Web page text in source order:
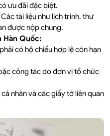
ưu đãi đặc biệt.
Các tài liệu như lịch trình, thư
được nộp chung.
Hàn Quốc:
có hộ chiếu hợp lệ còn hạn
công tác do đơn vị tổ chức
nhân và các giấy tờ liên quan